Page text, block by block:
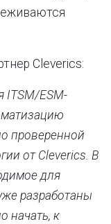
Cleverics:
ITSM/ESM-
проверенной
от Cleverics . В
для
разработаны
начать, к